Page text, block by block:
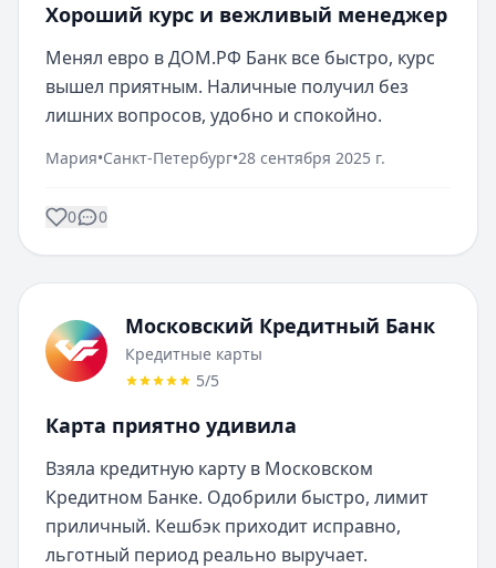
Хороший курс и вежливый менеджер
Менял евро в ДОМ.РФ Банк все быстро, курс
вышел приятным. Наличные получил без
лишних вопросов, удобно и спокойно.
Мария•Санкт-Петербург•28 сентября 2025 г.
0 0
Московский Кредитный Банк
Кредитные карты
5/5
Карта приятно удивила
Взяла кредитную карту в Московском
Кредитном Банке. Одобрили быстро, лимит
приличный. Кешбэк приходит исправно,
льготный период реально выручает.